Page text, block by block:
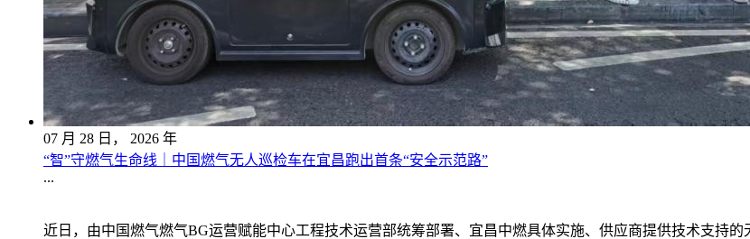
07 月 28 日， 2026 年
“智”守燃气生命线｜中国燃气无人巡检车在宜昌跑出首条“安全示范路”
...
近日，由中国燃气燃气BG运营赋能中心工程技术运营部统筹部署、宜昌中燃具体实施、供应商提供技术支持